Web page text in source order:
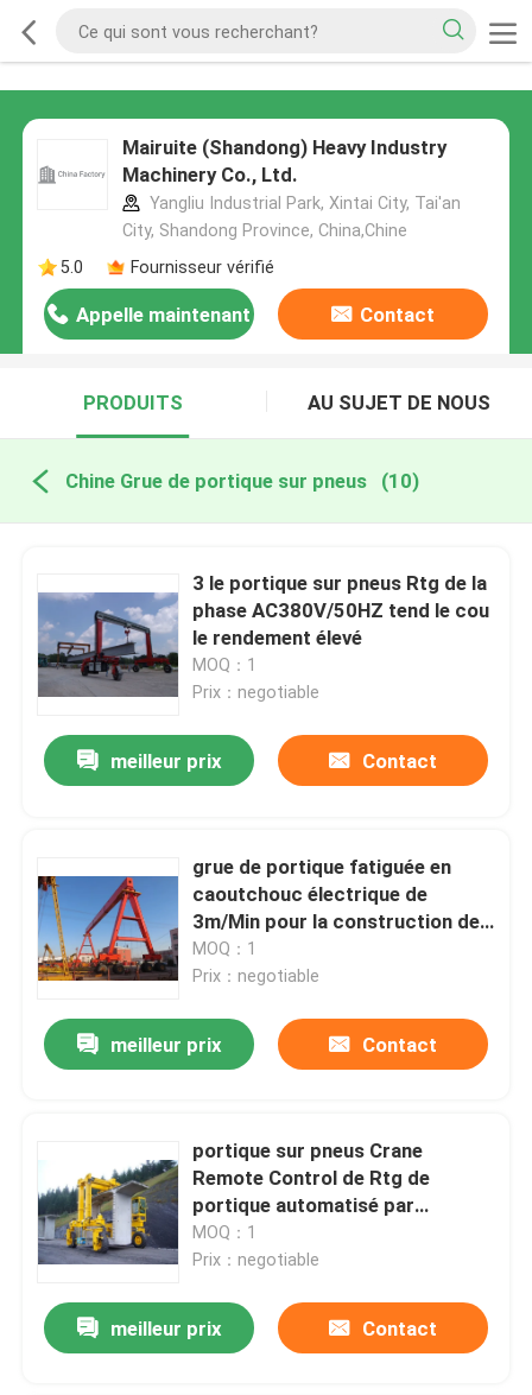
Mairuite (Shandong) Heavy Industry
Machinery Co., Ltd.
Yangliu Industrial Park, Xintai City, Tai'an
City, Shandong Province, China,Chine
5.0
Fournisseur vérifié
Appelle maintenant Contact
PRODUITS AU SUJET DE NOUS
Chine Grue de portique sur pneus (10)
3 le portique sur pneus Rtg de la
phase AC380V/50HZ tend le cou
le rendement élevé
MOQ：1
Prix：negotiable
meilleur prix Contact
grue de portique fatiguée en
caoutchouc électrique de
3m/Min pour la construction de
tunnel routier
MOQ：1
Prix：negotiable
meilleur prix Contact
portique sur pneus Crane
Remote Control de Rtg de
portique automatisé par
envergure de 18-35m
MOQ：1
Prix：negotiable
meilleur prix Contact